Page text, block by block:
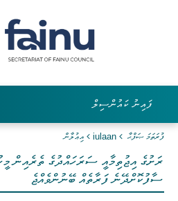
ފައިނު ކައުންސިލް
ފުރަތަމަ ޞަފްޙާ iulaan އިޢުލާން
ރަށުގެ އިޖުތިމާއީ ސަރަހައްދުގެ ތެރެއިން
ސާފުކޮށްދޭނެ ފަރާތެއް ބޭނުންވެއްޖެ